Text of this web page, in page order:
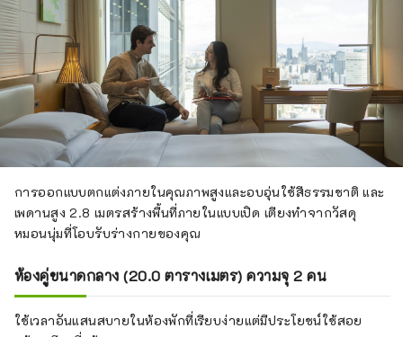
การออกแบบตกแต่งภายในคุณภาพสูงและอบอุ่นใช้สีธรรมชาติ และ
เพดานสูง 2.8 เมตรสร้างพื้นที่ภายในแบบเปิด เตียงทำจากวัสดุ
หมอนนุ่มที่โอบรับร่างกายของคุณ
ห้องคู่ขนาดกลาง (20.0 ตารางเมตร) ความจุ 2 คน
ใช้เวลาอันแสนสบายในห้องพักที่เรียบง่ายแต่มีประโยชน์ใช้สอย